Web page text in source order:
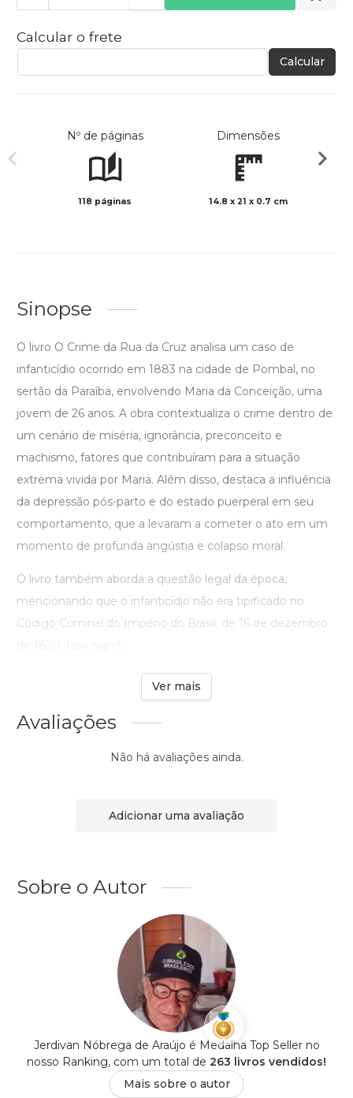
Calcular o frete
Calcular
Nº de páginas
118 páginas
Dimensões
14.8 x 21 x 0.7 cm
Sinopse
O livro O Crime da Rua da Cruz analisa um caso de
infanticídio ocorrido em 1883 na cidade de Pombal, no
sertão da Paraíba, envolvendo Maria da Conceição, uma
jovem de 26 anos. A obra contextualiza o crime dentro de
um cenário de miséria, ignorância, preconceito e
machismo, fatores que contribuíram para a situação
extrema vivida por Maria. Além disso, destaca a influência
da depressão pós-parto e do estado puerperal em seu
comportamento, que a levaram a cometer o ato em um
momento de profunda angústia e colapso moral.
O livro também aborda a questão legal da época,
mencionando que o infanticídio não era tipificado no
Código Criminal do Império do Brasil, de 16 de dezembro
Ver mais
Avaliações
Não há avaliações ainda.
Adicionar uma avaliação
Sobre o Autor
Jerdivan Nóbrega de Araújo é Medalha Top Seller no
nosso Ranking, com um total de 263 livros vendidos!
Mais sobre o autor